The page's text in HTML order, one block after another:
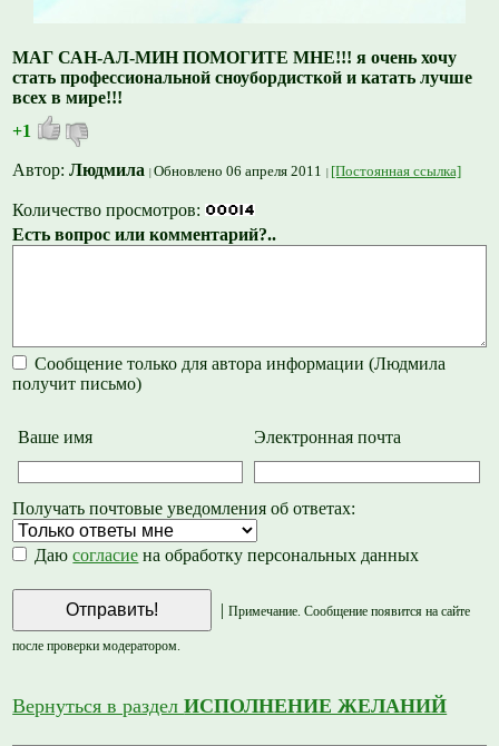
МАГ САН-АЛ-МИН ПОМОГИТЕ МНЕ!!! я очень хочу
стать профессиональной сноубордисткой и катать лучше
всех в мире!!!
+1
Автор:Людмила Обновлено 06 апреля 2011 [Постоянная ссылка]
Количество просмотров:
Есть вопрос или комментарий?..
Сообщение только для автора информации (Людмила
получит письмо)
Ваше имя Электронная почта
Получать почтовые уведомления об ответах:
Даюсогласие на обработку персональных данных
| Примечание. Сообщение появится на сайте
после проверки модератором.
Вернуться в разделИСПОЛНЕНИЕ ЖЕЛАНИЙ